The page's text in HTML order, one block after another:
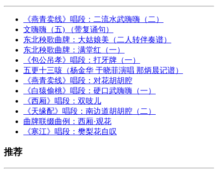
《燕青卖线》唱段：二流水武嗨嗨（二）
文嗨嗨（五) （带复诵句）
东北秧歌曲牌：大姑娘美（二人转伴奏谱）
东北秧歌曲牌：满堂红（一）
《包公吊孝》唱段：打牙牌（一）
五更十三咳（杨金华 于晓菲演唱 那炳晨记谱）
《燕青卖线》唱段：对花胡胡腔
《白猿偷桃》唱段：硬口武嗨嗨（一）
《西厢》唱段：双吱儿
《天缘配》唱段：南边道胡胡腔（二）
曲牌联缀曲例：西厢·观花
《寒江》唱段：樊梨花自叹
推荐